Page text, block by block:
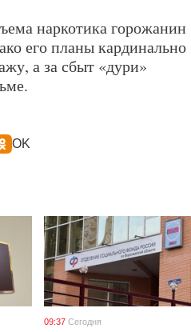
наркотика горожанин
его планы кардинально
а за сбыт «дури»
OK
09:37 Сегодня